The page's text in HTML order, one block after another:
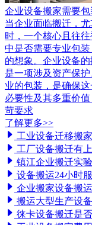
企业设备搬家需要
当企业面临搬迁，
时，一个核心且往
中是否需要专业包
的想象。企业设备
是一项涉及资产保
业的包装，是确保
必要性及其多重价
苛要求
了解更多>>
工业设备迁移搬
工厂设备搬迁有
镇江企业搬迁实
设备搬运24小时
企业搬家设备搬
搬运大型生产设
徕卡设备搬迁是